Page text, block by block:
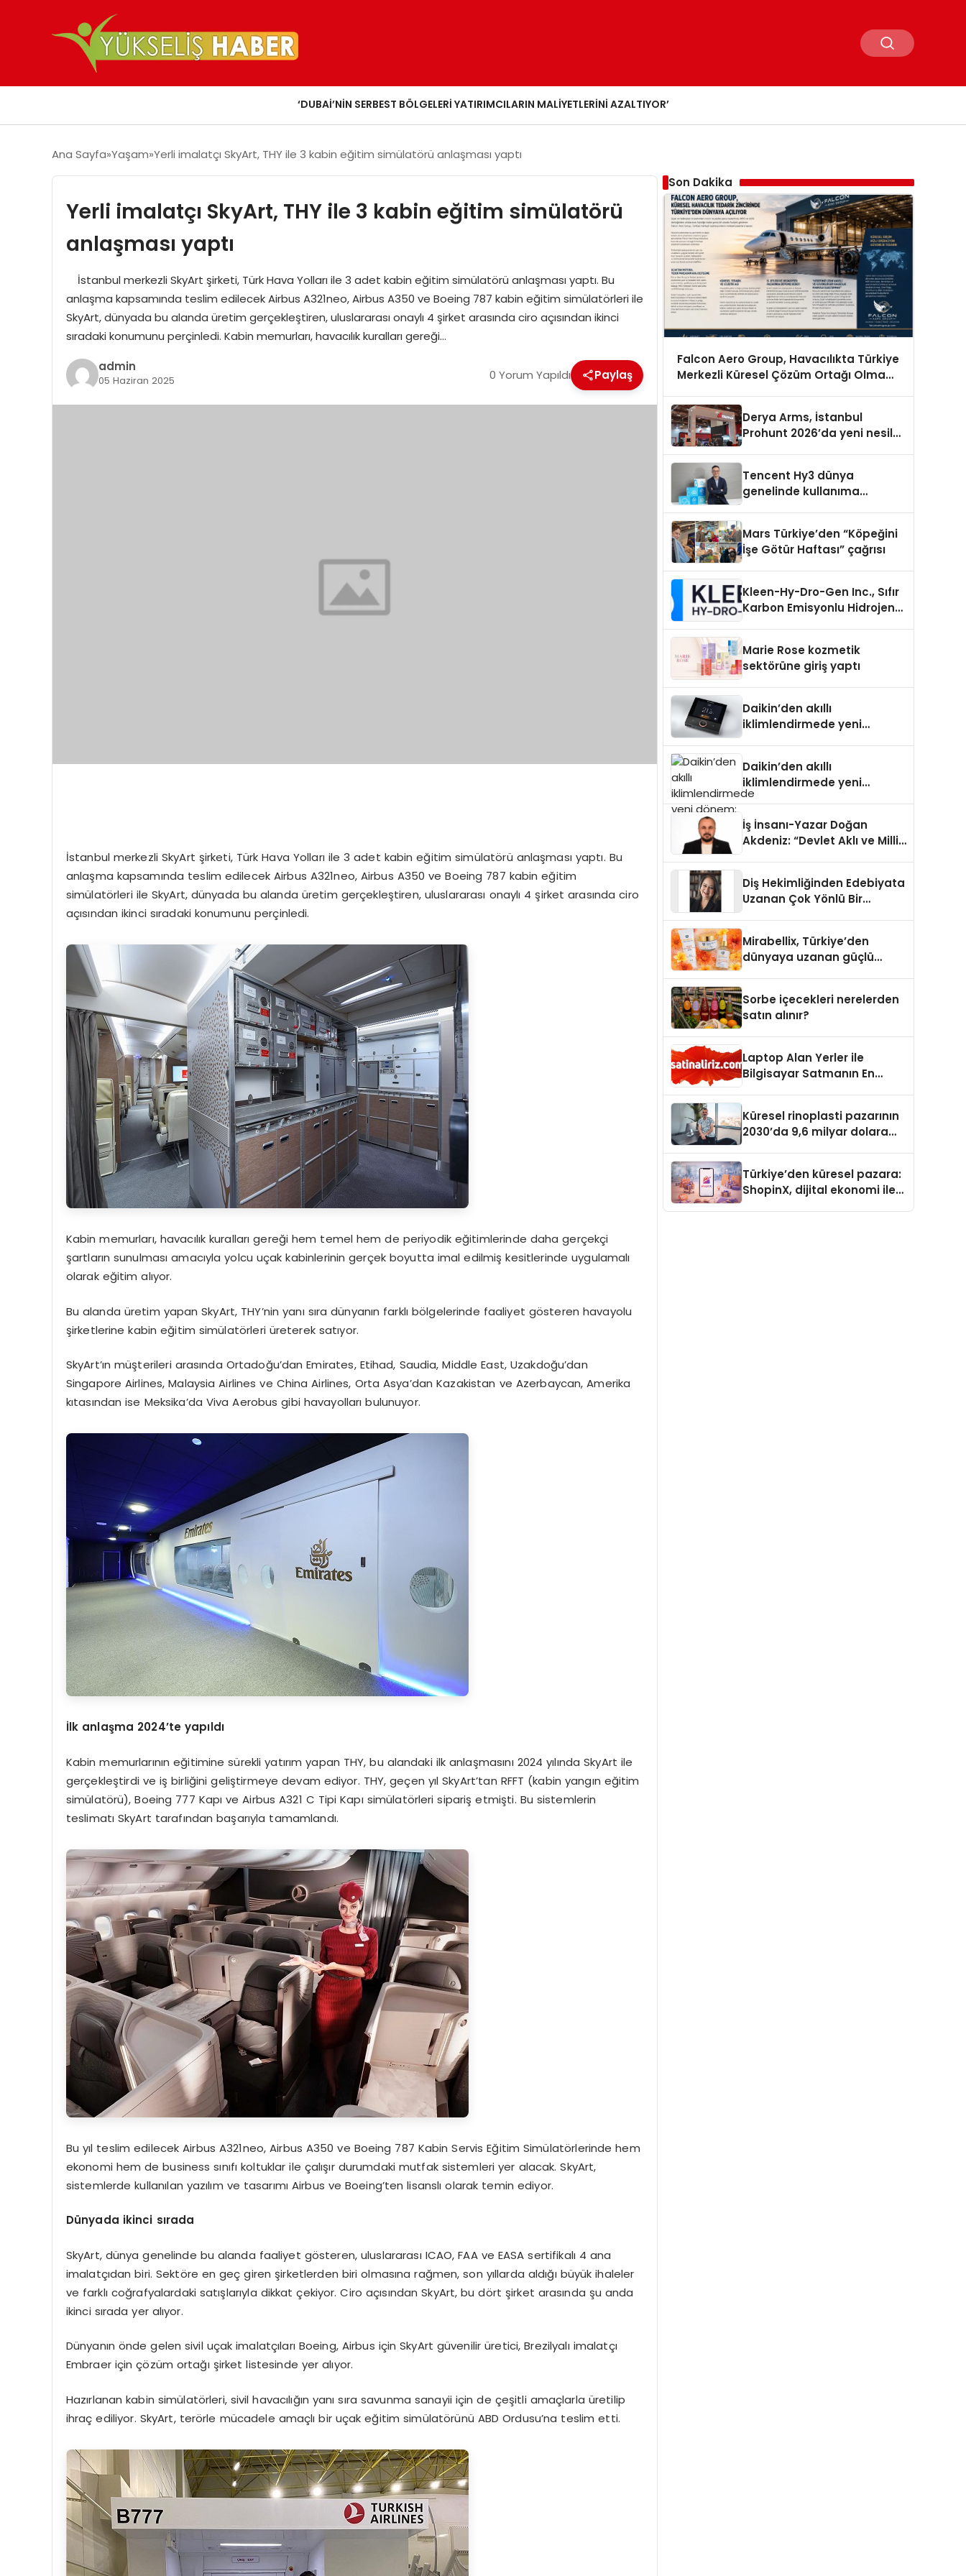
‘DUBAI’NIN SERBEST BÖLGELERI YATIRIMCILARIN MALIYETLERINI AZALTIYOR’
Ana Sayfa Yaşam Yerli imalatçı SkyArt, THY ile 3 kabin eğitim simülatörü anlaşması yaptı
Yerli imalatçı SkyArt, THY ile 3 kabin eğitim simülatörü
anlaşması yaptı
İstanbul merkezli SkyArt şirketi, Türk Hava Yolları ile 3 adet kabin eğitim simülatörü anlaşması yaptı. Bu
anlaşma kapsamında teslim edilecek Airbus A321neo, Airbus A350 ve Boeing 787 kabin eğitim simülatörleri ile
SkyArt, dünyada bu alanda üretim gerçekleştiren, uluslararası onaylı 4 şirket arasında ciro açısından ikinci
sıradaki konumunu perçinledi. Kabin memurları, havacılık kuralları gereği…
admin
05 Haziran 2025 0 Yorum Yapıldı Paylaş
İstanbul merkezli SkyArt şirketi, Türk Hava Yolları ile 3 adet kabin eğitim simülatörü anlaşması yaptı. Bu
anlaşma kapsamında teslim edilecek Airbus A321neo, Airbus A350 ve Boeing 787 kabin eğitim
simülatörleri ile SkyArt, dünyada bu alanda üretim gerçekleştiren, uluslararası onaylı 4 şirket arasında ciro
açısından ikinci sıradaki konumunu perçinledi.
Kabin memurları, havacılık kuralları gereği hem temel hem de periyodik eğitimlerinde daha gerçekçi
şartların sunulması amacıyla yolcu uçak kabinlerinin gerçek boyutta imal edilmiş kesitlerinde uygulamalı
olarak eğitim alıyor.
Bu alanda üretim yapan SkyArt, THY’nin yanı sıra dünyanın farklı bölgelerinde faaliyet gösteren havayolu
şirketlerine kabin eğitim simülatörleri üreterek satıyor.
SkyArt’ın müşterileri arasında Ortadoğu’dan Emirates, Etihad, Saudia, Middle East, Uzakdoğu’dan
Singapore Airlines, Malaysia Airlines ve China Airlines, Orta Asya’dan Kazakistan ve Azerbaycan, Amerika
kıtasından ise Meksika’da Viva Aerobus gibi havayolları bulunuyor.
İlk anlaşma 2024’te yapıldı
Kabin memurlarının eğitimine sürekli yatırım yapan THY, bu alandaki ilk anlaşmasını 2024 yılında SkyArt ile
gerçekleştirdi ve iş birliğini geliştirmeye devam ediyor. THY, geçen yıl SkyArt’tan RFFT (kabin yangın eğitim
simülatörü), Boeing 777 Kapı ve Airbus A321 C Tipi Kapı simülatörleri sipariş etmişti. Bu sistemlerin
teslimatı SkyArt tarafından başarıyla tamamlandı.
Bu yıl teslim edilecek Airbus A321neo, Airbus A350 ve Boeing 787 Kabin Servis Eğitim Simülatörlerinde hem
ekonomi hem de business sınıfı koltuklar ile çalışır durumdaki mutfak sistemleri yer alacak. SkyArt,
sistemlerde kullanılan yazılım ve tasarımı Airbus ve Boeing’ten lisanslı olarak temin ediyor.
Dünyada ikinci sırada
SkyArt, dünya genelinde bu alanda faaliyet gösteren, uluslararası ICAO, FAA ve EASA sertifikalı 4 ana
imalatçıdan biri. Sektöre en geç giren şirketlerden biri olmasına rağmen, son yıllarda aldığı büyük ihaleler
ve farklı coğrafyalardaki satışlarıyla dikkat çekiyor. Ciro açısından SkyArt, bu dört şirket arasında şu anda
ikinci sırada yer alıyor.
Dünyanın önde gelen sivil uçak imalatçıları Boeing, Airbus için SkyArt güvenilir üretici, Brezilyalı imalatçı
Embraer için çözüm ortağı şirket listesinde yer alıyor.
Hazırlanan kabin simülatörleri, sivil havacılığın yanı sıra savunma sanayii için de çeşitli amaçlarla üretilip
ihraç ediliyor. SkyArt, terörle mücadele amaçlı bir uçak eğitim simülatörünü ABD Ordusu’na teslim etti.
Son Dakika
Falcon Aero Group, Havacılıkta Türkiye
Merkezli Küresel Çözüm Ortağı Olma
Derya Arms, İstanbul
Prohunt 2026’da yeni nesil
Tencent Hy3 dünya
genelinde kullanıma
Mars Türkiye’den “Köpeğini
İşe Götür Haftası” çağrısı
Kleen-Hy-Dro-Gen Inc., Sıfır
Karbon Emisyonlu Hidrojen
Aldı
Marie Rose kozmetik
sektörüne giriş yaptı
Daikin’den akıllı
iklimlendirmede yeni
Daikin’den akıllı
iklimlendirmede yeni
dönem: Madoka Plus
İş İnsanı-Yazar Doğan
Akdeniz: “Devlet Aklı ve Milli
Diş Hekimliğinden Edebiyata
Uzanan Çok Yönlü Bir
Mirabellix, Türkiye’den
dünyaya uzanan güçlü
Sorbe içecekleri nerelerden
satın alınır?
Laptop Alan Yerler ile
Bilgisayar Satmanın En
Küresel rinoplasti pazarının
2030’da 9,6 milyar dolara
Türkiye’den küresel pazara:
ShopinX, dijital ekonomi ile